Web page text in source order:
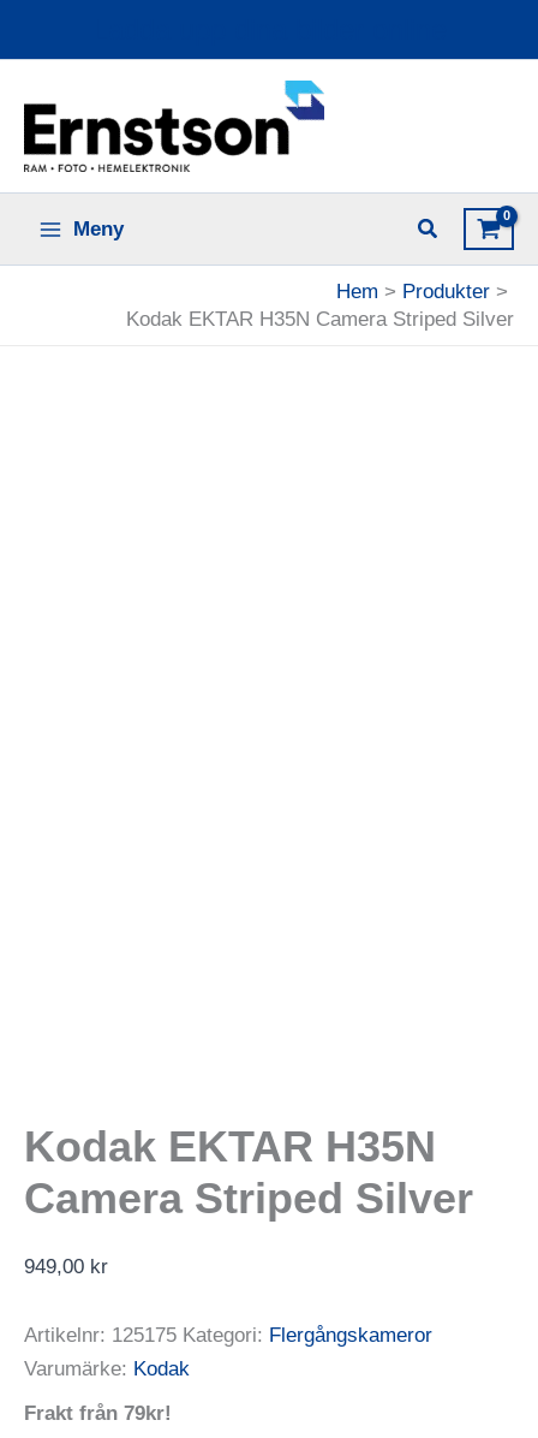
Meny
Hem
Produkter
Kodak EKTAR H35N Camera Striped Silver
Kodak EKTAR H35N
Camera Striped Silver
949,00 kr
Artikelnr: 125175 Kategori: Flergångskameror
Varumärke: Kodak
Frakt från 79kr!